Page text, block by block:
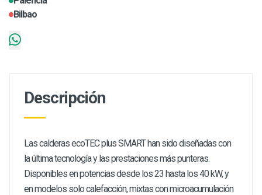
Bilbao
Descripción
Las calderas ecoTEC plus SMART han sido diseñadas con
la última tecnología y las prestaciones más punteras.
Disponibles en potencias desde los 23 hasta los 40 kW, y
en modelos solo calefacción, mixtas con microacumulación